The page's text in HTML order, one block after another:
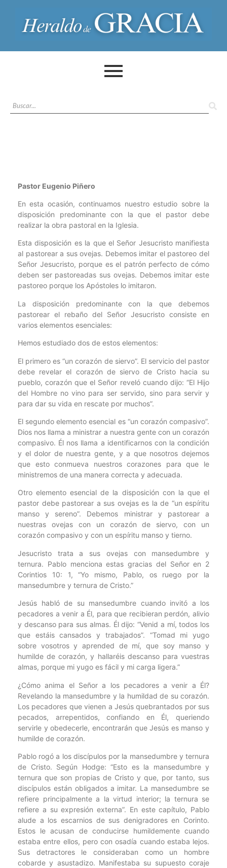
Pastor Eugenio Piñero
En esta ocasión, continuamos nuestro estudio sobre la
disposición predominante con la que el pastor debe
realizar la obra pastoral en la Iglesia.
Esta disposición es la que el Señor Jesucristo manifiesta
al pastorear a sus ovejas. Debemos imitar el pastoreo del
Señor Jesucristo, porque es el patrón perfecto de cómo
deben ser pastoreadas sus ovejas. Debemos imitar este
pastoreo porque los Apóstoles lo imitaron.
La disposición predominante con la que debemos
pastorear el rebaño del Señor Jesucristo consiste en
varios elementos esenciales:
Hemos estudiado dos de estos elementos:
El primero es “un corazón de siervo”. El servicio del pastor
debe revelar el corazón de siervo de Cristo hacia su
pueblo, corazón que el Señor reveló cuando dijo: “El Hijo
del Hombre no vino para ser servido, sino para servir y
para dar su vida en rescate por muchos”.
El segundo elemento esencial es “un corazón compasivo”.
Dios nos llama a ministrar a nuestra gente con un corazón
compasivo. Él nos llama a identificarnos con la condición
y el dolor de nuestra gente, y a que nosotros dejemos
que esto conmueva nuestros corazones para que le
ministremos de una manera correcta y adecuada.
Otro elemento esencial de la disposición con la que el
pastor debe pastorear a sus ovejas es la de “un espíritu
manso y sereno”. Debemos ministrar y pastorear a
nuestras ovejas con un corazón de siervo, con un
corazón compasivo y con un espíritu manso y tierno.
Jesucristo trata a sus ovejas con mansedumbre y
ternura. Pablo menciona estas gracias del Señor en 2
Corintios 10: 1, “Yo mismo, Pablo, os ruego por la
mansedumbre y ternura de Cristo.”
Jesús habló de su mansedumbre cuando invitó a los
pecadores a venir a Él, para que recibieran perdón, alivio
y descanso para sus almas. Él dijo: “Venid a mí, todos los
que estáis cansados y trabajados”. “Tomad mi yugo
sobre vosotros y aprended de mí, que soy manso y
humilde de corazón, y hallaréis descanso para vuestras
almas, porque mi yugo es fácil y mi carga ligera.”
¿Cómo anima el Señor a los pecadores a venir a Él?
Revelando la mansedumbre y la humildad de su corazón.
Los pecadores que vienen a Jesús quebrantados por sus
pecados, arrepentidos, confiando en Él, queriendo
servirle y obedecerle, encontrarán que Jesús es manso y
humilde de corazón.
Pablo rogó a los discípulos por la mansedumbre y ternura
de Cristo. Según Hodge: “Esto es la mansedumbre y
ternura que son propias de Cristo y que, por tanto, sus
discípulos están obligados a imitar. La mansedumbre se
refiere principalmente a la virtud interior; la ternura se
refiere a su expresión externa”. En este capítulo, Pablo
alude a los escarnios de sus denigradores en Corinto.
Estos le acusan de conducirse humildemente cuando
estaba entre ellos, pero con osadía cuando estaba lejos.
Sus detractores le consideraban como un hombre
cobarde y asustadizo. Manifestaba su supuesto coraje